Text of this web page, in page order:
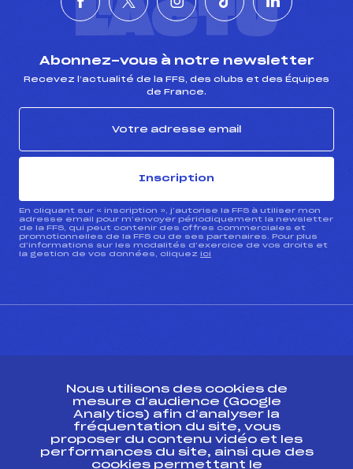
L'ACTU
Abonnez-vous à notre newsletter
Recevez l’actualité de la FFS, des clubs et des Équipes
de France.
Inscription
En cliquant sur « inscription », j’autorise la FFS à utiliser mon
adresse email pour m’envoyer périodiquement la newsletter
de la FFS, qui peut contenir des offres commerciales et
promotionnelles de la FFS ou de ses partenaires. Pour plus
d’informations sur les modalités d’exercice de vos droits et
la gestion de vos données, cliquez ici
ESPACE PRESSE
Ressources
Pass’Neige
Nous utilisons des cookies de
mesure d’audience (Google
Analytics) afin d’analyser la
fréquentation du site, vous
proposer du contenu vidéo et les
performances du site, ainsi que des
cookies permettant le